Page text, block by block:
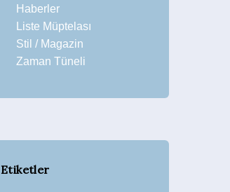
Haberler
Liste Müptelası
Stil / Magazin
Zaman Tüneli
Etiketler